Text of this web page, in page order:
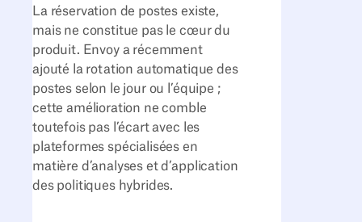
La réservation de postes existe,
mais ne constitue pas le cœur du
produit. Envoy a récemment
ajouté la rotation automatique des
postes selon le jour ou l’équipe ;
cette amélioration ne comble
toutefois pas l’écart avec les
plateformes spécialisées en
matière d’analyses et d’application
des politiques hybrides.